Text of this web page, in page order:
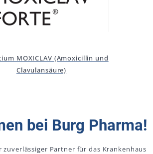
MOXICLAV (Amoxicillin und
Clavulansäure)
bei Burg Pharma!
zuverlässiger Partner für das Krankenhaus